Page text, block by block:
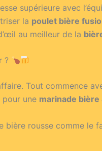
supérieure avec
la poulet bière
au meilleur de la
?
Tout commence
une marinade bière
bière rousse comme le